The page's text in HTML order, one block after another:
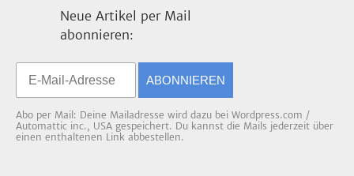
Neue Artikel per Mail
abonnieren:
ABONNIEREN
Abo per Mail: Deine Mailadresse wird dazu bei Wordpress.com /
Automattic inc., USA gespeichert. Du kannst die Mails jederzeit über
einen enthaltenen Link abbestellen.